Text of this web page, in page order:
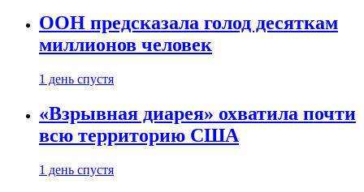
ООН предсказала голод десяткам
миллионов человек
1 день спустя
«Взрывная диарея» охватила почти
всю территорию США
1 день спустя